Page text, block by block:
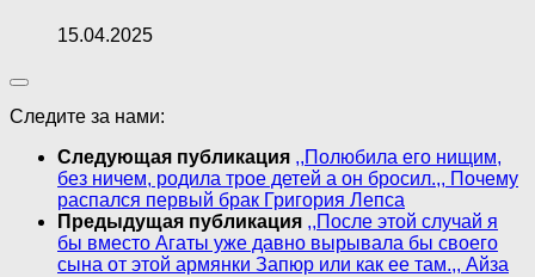
15.04.2025
Следите за нами:
Следующая публикация ,,Полюбила его нищим,
без ничем, родила трое детей а он бросил.,, Почему
распался первый брак Григория Лепса
Предыдущая публикация ,,После этой случай я
бы вместо Агаты уже давно вырывала бы своего
сына от этой армянки Запюр или как ее там.,, Айза